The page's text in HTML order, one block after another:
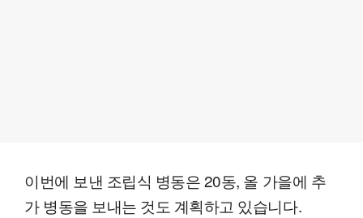
이번에 보낸 조립식 병동은 20동, 올 가을에 추
가 병동을 보내는 것도 계획하고 있습니다.